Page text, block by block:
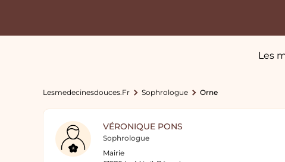
Les
Lesmedecinesdouces.fr Sophrologue Orne
VÉRONIQUE PONS
Sophrologue
Mairie